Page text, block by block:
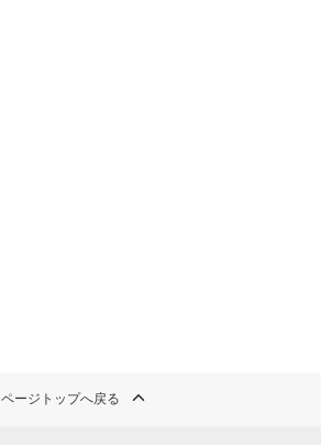
ページトップへ戻る